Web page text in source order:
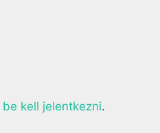
be kell jelentkezni.